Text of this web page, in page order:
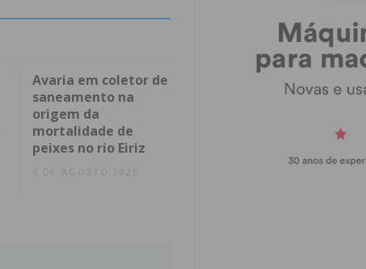
Avaria em coletor de
saneamento na
origem da
mortalidade de
peixes no rio Eiriz
6 DE AGOSTO 2026